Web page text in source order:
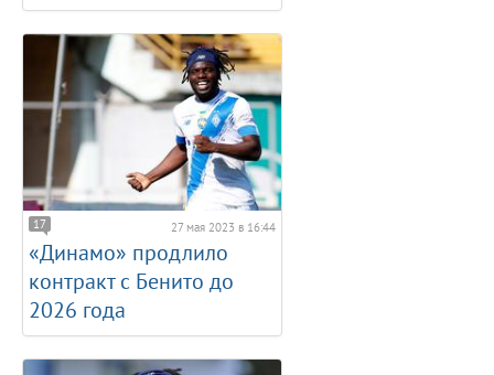
17 27 мая 2023 в 16:44
«Динамо» продлило
контракт с Бенито до
2026 года